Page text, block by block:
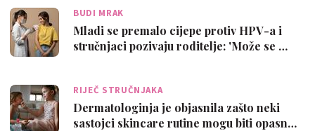
BUDI MRAK
Mladi se premalo cijepe protiv HPV-a i
stručnjaci pozivaju roditelje: 'Može se …
RIJEČ STRUČNJAKA
Dermatologinja je objasnila zašto neki
sastojci skincare rutine mogu biti opasn…